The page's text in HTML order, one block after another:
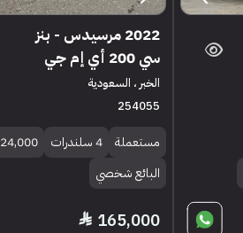
2022 مرسيدس - بنز
سي 200 أي إم جي
الخبر ، السعودية
254055
مستعملة 4 سلندرات
24,000 كم
البائع شخصي
165,000